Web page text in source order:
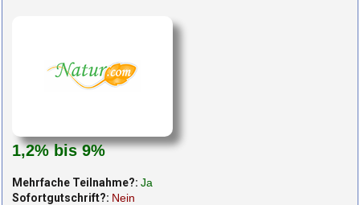
1,2% bis 9%
Mehrfache Teilnahme?: Ja
Sofortgutschrift?: Nein